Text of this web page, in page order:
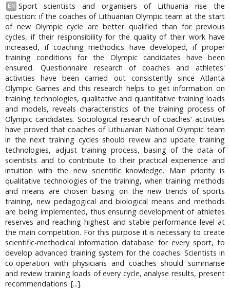
EN
Sport scientists and organisers of Lithuania rise the
question: if the coaches of Lithuanian Olympic team at the start
of new Olympic cycle are better qualified than for previous
cycles, if their responsibility for the quality of their work have
increased, if coaching methodics have developed, if proper
training conditions for the Olympic candidates have been
ensured. Questionnaire research of coaches and athletes'
activities have been carried out consistently since Atlanta
Olympic Games and this research helps to get information on
training technologies, qualitative and quantitative training loads
and models, reveals characteristics of the training process of
Olympic candidates. Sociological research of coaches' activities
have proved that coaches of Lithuanian National Olympic team
in the next training cycles should review and update training
technologies, adjust training process, basing of the data of
scientists and to contribute to their practical experience and
intuition with the new scientific knowledge. Main priority is
qualitative technologies of the training, when training methods
and means are chosen basing on the new trends of sports
training, new pedagogical and biological means and methods
are being implemented, thus ensuring development of athletes
reserves and reaching highest and stable performance level at
the main competition. For this purpose it is necessary to create
scientific-methodical information database for every sport, to
develop advanced training system for the coaches. Scientists in
co-operation with physicians and coaches should summarise
and review training loads of every cycle, analyse results, present
recommendations. [...].